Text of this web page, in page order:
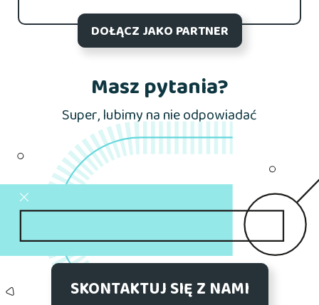
DOŁĄCZ JAKO PARTNER
Masz pytania?
Super, lubimy na nie odpowiadać
SKONTAKTUJ SIĘ Z NAMI